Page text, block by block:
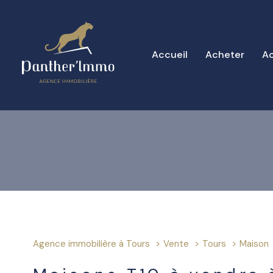
Accueil Acheter
Maison 37000 -
Agence immobilière à Tours Vente Tours Maison